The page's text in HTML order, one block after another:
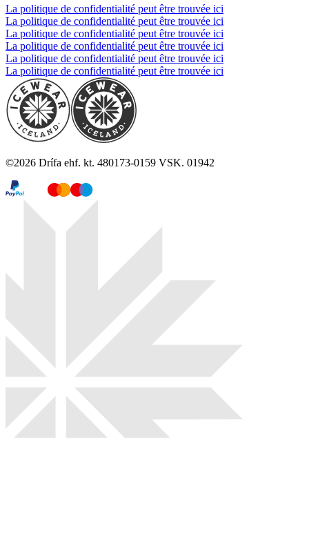
La politique de confidentialité peut être trouvée ici
La politique de confidentialité peut être trouvée ici
La politique de confidentialité peut être trouvée ici
La politique de confidentialité peut être trouvée ici
La politique de confidentialité peut être trouvée ici
La politique de confidentialité peut être trouvée ici
©2026 Drífa ehf. kt. 480173-0159 VSK. 01942